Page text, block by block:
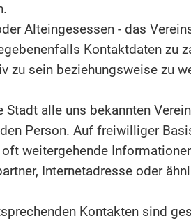
Alteingesessen - das
Kontaktdaten zu
zu sein beziehungsweise zu
alle uns bekannten
Person. Auf freiwilliger
weitergehende
Internetadresse oder
Kontakten sind